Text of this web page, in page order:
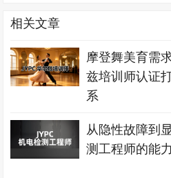
相关文章
摩登舞美育需
兹培训师认证
系
从隐性故障到
测工程师的能